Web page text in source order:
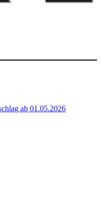
ab 01.05.2026